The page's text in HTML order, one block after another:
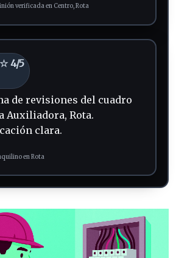
verificadaen Centro, Rota
4/5
de revisiones del cuadro
Auxiliadora, Rota.
clara.
en Rota